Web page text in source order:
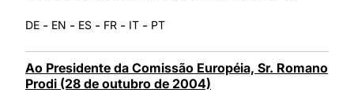
DE - EN - ES - FR - IT - PT
Ao Presidente da Comissão Européia, Sr. Romano
Prodi (28 de outubro de 2004)